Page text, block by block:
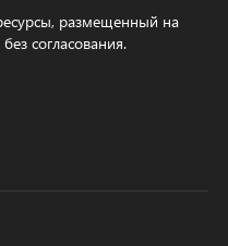
размещенный на
согласования.